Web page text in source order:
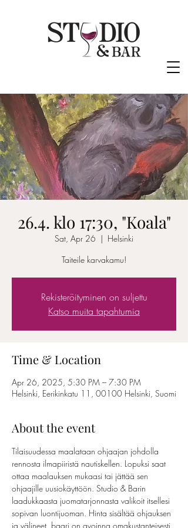
26.4. klo 17:30, "Koala"
Sat, Apr 26
  |
Helsinki
Taiteile karvakamu!
Rekisteröityminen on suljettu
Katso muita tapahtumia
Time & Location
Apr 26, 2025, 5:30 PM – 7:30 PM
Helsinki, Eerikinkatu 11, 00100 Helsinki, Suomi
About the event
Tilaisuudessa maalataan ohjaajan johdolla
rennosta ilmapiiristä nautiskellen. Lopuksi saat
ottaa maalauksen mukaasi tai jättää sen
ohjaajille uusiokäyttöön. Studio & Barin
laadukkaasta juomatarjonnasta valikoit itsellesi
sopivan luontijuoman. Hinta sisältää ohjauksen
ja välineet, baari on avoinna omakustanteisesti.